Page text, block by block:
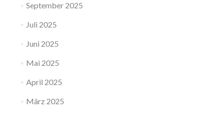
September 2025
Juli 2025
Juni 2025
Mai 2025
April 2025
März 2025